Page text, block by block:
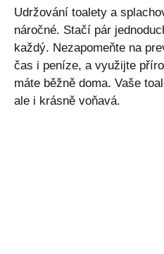
Udržování toalety a
náročné. Stačí pár
každý. Nezapomeňte na
čas i peníze, a využijte
máte běžně doma. Vaše
ale i krásně voňavá.